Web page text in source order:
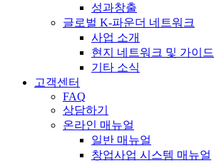
성과창출
글로벌 K-파운더 네트워크
사업 소개
현지 네트워크 및 가이드
기타 소식
고객센터
FAQ
상담하기
온라인 매뉴얼
일반 매뉴얼
창업사업 시스템 매뉴얼